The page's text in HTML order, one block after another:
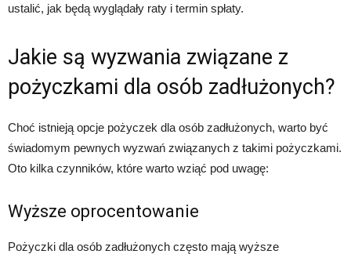
ustalić, jak będą wyglądały raty i termin spłaty.
Jakie są wyzwania związane z
pożyczkami dla osób zadłużonych?
Choć istnieją opcje pożyczek dla osób zadłużonych, warto być
świadomym pewnych wyzwań związanych z takimi pożyczkami.
Oto kilka czynników, które warto wziąć pod uwagę:
Wyższe oprocentowanie
Pożyczki dla osób zadłużonych często mają wyższe